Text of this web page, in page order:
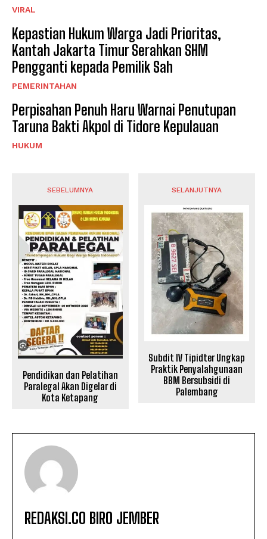
VIRAL
Kepastian Hukum Warga Jadi Prioritas,
Kantah Jakarta Timur Serahkan SHM
Pengganti kepada Pemilik Sah
PEMERINTAHAN
Perpisahan Penuh Haru Warnai Penutupan
Taruna Bakti Akpol di Tidore Kepulauan
HUKUM
SEBELUMNYA
Pendidikan dan Pelatihan
Paralegal Akan Digelar di
Kota Ketapang
SELANJUTNYA
Subdit IV Tipidter Ungkap
Praktik Penyalahgunaan
BBM Bersubsidi di
Palembang
REDAKSI.CO BIRO JEMBER